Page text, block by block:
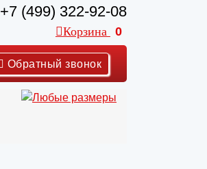
+7 (499) 322-92-08
Корзина 0
Обратный звонок